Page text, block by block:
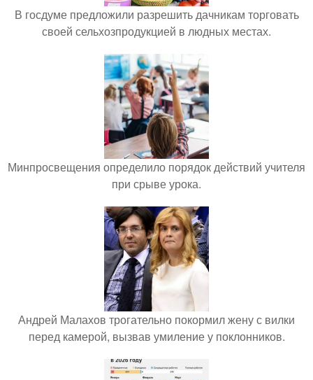
В госдуме предложили разрешить дачникам торговать
своей сельхозпродукцией в людных местах.
Минпросвещения определило порядок действий учителя
при срыве урока.
Андрей Малахов трогательно покормил жену с вилки
перед камерой, вызвав умиление у поклонников.